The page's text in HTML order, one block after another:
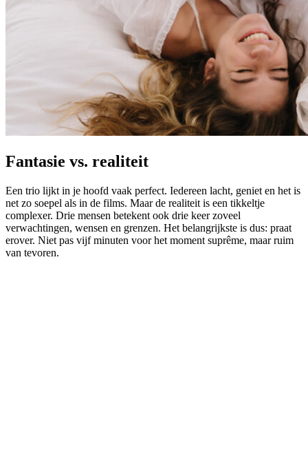
Fantasie vs. realiteit
Een trio lijkt in je hoofd vaak perfect. Iedereen lacht, geniet en het is
net zo soepel als in de films. Maar de realiteit is een tikkeltje
complexer. Drie mensen betekent ook drie keer zoveel
verwachtingen, wensen en grenzen. Het belangrijkste is dus: praat
erover. Niet pas vijf minuten voor het moment suprême, maar ruim
van tevoren.